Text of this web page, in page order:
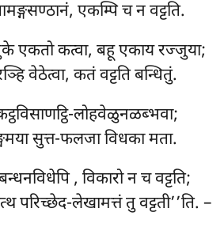
एकम्पि च न वट्टति.
एकतो कत्वा, बहू एकाय रज्जुया;
वेठेत्वा, कतं वट्टति बन्धितुं.
लोहवेळुनळब्भवा;
सुत्त-फलजा विधका मता.
, विकारो न च वट्टति;
परिच्छेद-लेखामत्तं तु वट्टती’’ति. –